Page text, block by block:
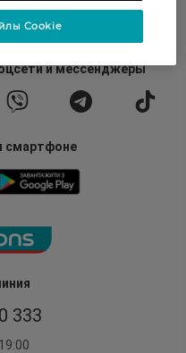
333
заказа
и мессенджеры
смартфоне
Cookie